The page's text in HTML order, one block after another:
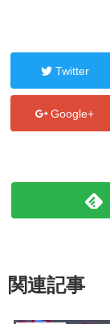
Twitter
Google+
関連記事